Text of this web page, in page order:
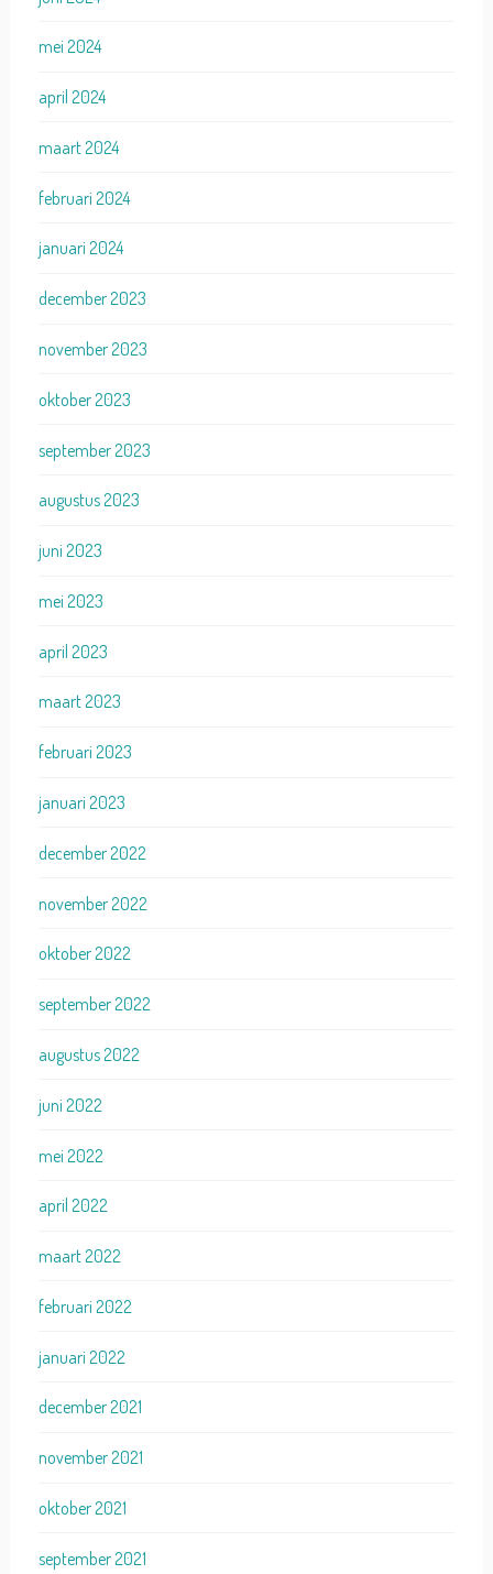
mei 2024
april 2024
maart 2024
februari 2024
januari 2024
december 2023
november 2023
oktober 2023
september 2023
augustus 2023
juni 2023
mei 2023
april 2023
maart 2023
februari 2023
januari 2023
december 2022
november 2022
oktober 2022
september 2022
augustus 2022
juni 2022
mei 2022
april 2022
maart 2022
februari 2022
januari 2022
december 2021
november 2021
oktober 2021
september 2021